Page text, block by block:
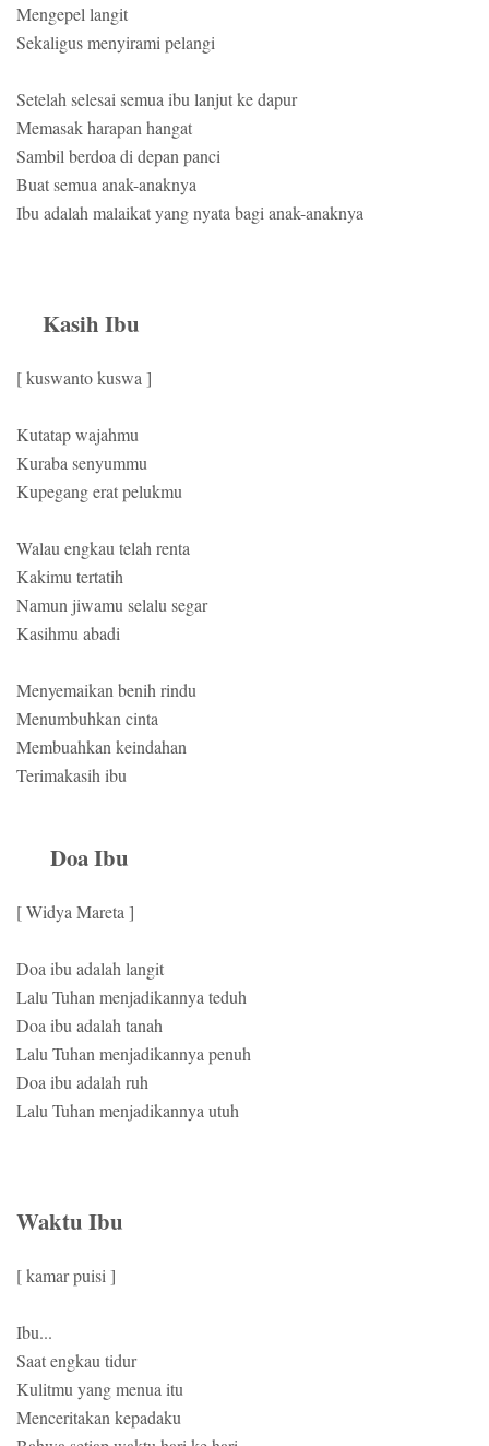
Mengepel langit
Sekaligus menyirami pelangi
Setelah selesai semua ibu lanjut ke dapur
Memasak harapan hangat
Sambil berdoa di depan panci
Buat semua anak-anaknya
Ibu adalah malaikat yang nyata bagi anak-anaknya
Kasih Ibu
[ kuswanto kuswa ]
Kutatap wajahmu
Kuraba senyummu
Kupegang erat pelukmu
Walau engkau telah renta
Kakimu tertatih
Namun jiwamu selalu segar
Kasihmu abadi
Menyemaikan benih rindu
Menumbuhkan cinta
Membuahkan keindahan
Terimakasih ibu
Doa Ibu
[ Widya Mareta ]
Doa ibu adalah langit
Lalu Tuhan menjadikannya teduh
Doa ibu adalah tanah
Lalu Tuhan menjadikannya penuh
Doa ibu adalah ruh
Lalu Tuhan menjadikannya utuh
Waktu Ibu
[ kamar puisi ]
Ibu...
Saat engkau tidur
Kulitmu yang menua itu
Menceritakan kepadaku